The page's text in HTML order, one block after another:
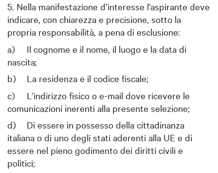
5. Nella manifestazione d’interesse l’aspirante deve
indicare, con chiarezza e precisione, sotto la
propria responsabilità, a pena di esclusione:
a)
Il cognome e il nome, il luogo e la data di
nascita;
b)
La residenza e il codice fiscale;
c)
L’indirizzo fisico o e-mail dove ricevere le
comunicazioni inerenti alla presente selezione;
d)
Di essere in possesso della cittadinanza
italiana o di uno degli stati aderenti alla UE e di
essere nel pieno godimento dei diritti civili e
politici;